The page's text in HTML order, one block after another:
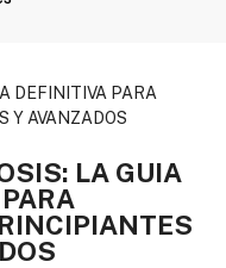
LA GUIA